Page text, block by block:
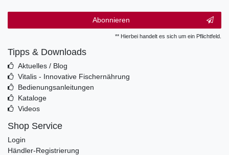
Abonnieren
** Hierbei handelt es sich um ein Pflichtfeld.
Tipps & Downloads
Aktuelles / Blog
Vitalis - Innovative Fischernährung
Bedienungsanleitungen
Kataloge
Videos
Shop Service
Login
Händler-Registrierung